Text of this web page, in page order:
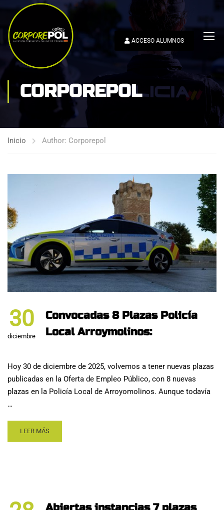
ACCESO ALUMNOS
CORPOREPOL
Inicio Author: Corporepol
30
diciembre
Convocadas 8 Plazas Policía
Local Arroymolinos:
Hoy 30 de diciembre de 2025, volvemos a tener nuevas plazas
publicadas en la Oferta de Empleo Público, con 8 nuevas
plazas en la Policía Local de Arroyomolinos. Aunque todavía
…
LEER MÁS